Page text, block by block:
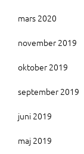
mars 2020
november 2019
oktober 2019
september 2019
juni 2019
maj 2019